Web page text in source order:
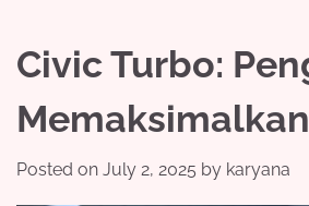
Civic Turbo:
Posted on July 2, 2025 by karyana